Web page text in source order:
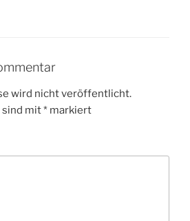
wird nicht veröffentlicht.
sind mit* markiert